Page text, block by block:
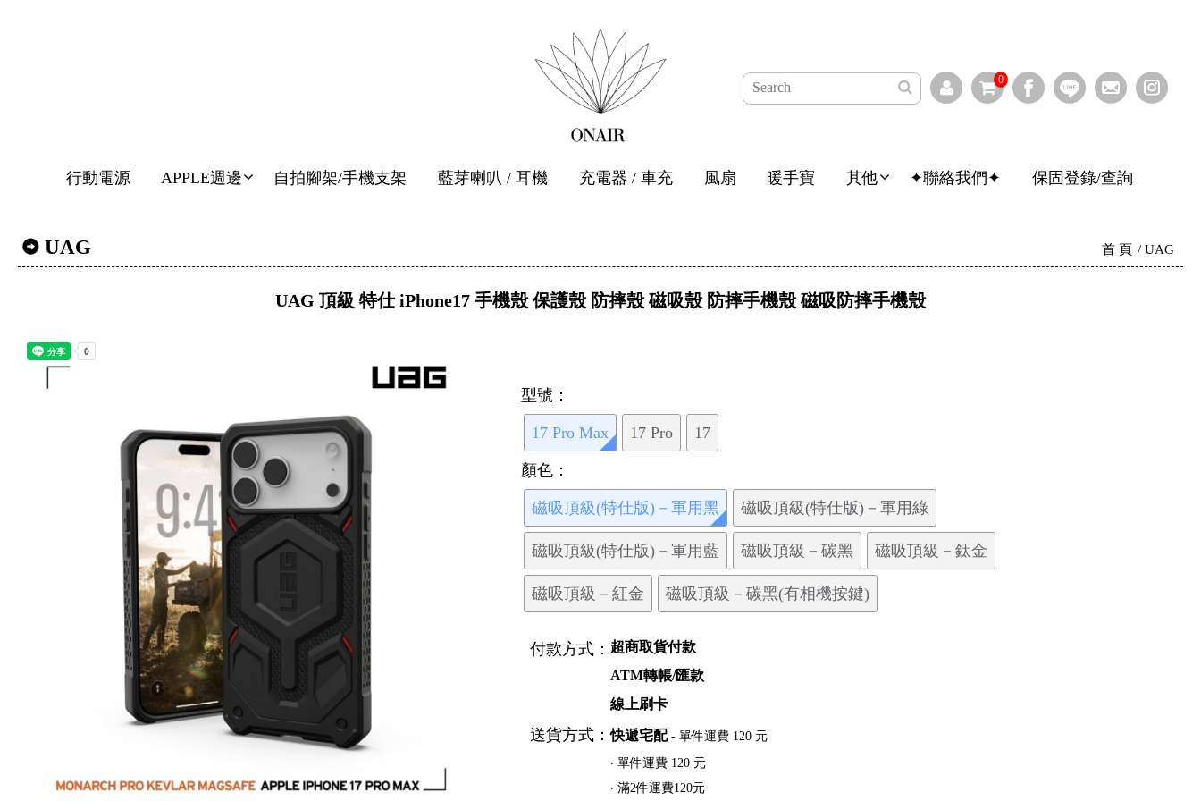
0
行動電源 APPLE週邊 自拍腳架/手機支架 藍芽喇叭 / 耳機 充電器 / 車充 風扇 暖手寶 其他 ✦聯絡我們✦ 保固登錄/查詢
UAG 首 頁 UAG
UAG 頂級 特仕 iPhone17 手機殼 保護殼 防摔殼 磁吸殼 防摔手機殼 磁吸防摔手機殼
顏色：
磁吸頂級(特仕版)－軍用黑 磁吸頂級(特仕版)－軍用綠
磁吸頂級(特仕版)－軍用藍 磁吸頂級－碳黑 磁吸頂級－鈦金
磁吸頂級－紅金 磁吸頂級－碳黑(有相機按鍵)
型號：
17 Pro Max 17 Pro 17
付款方式：超商取貨付款
ATM轉帳/匯款
線上刷卡
送貨方式：快遞宅配- 單件運費 120 元
‧ 單件運費 120 元
‧ 滿2件運費120元